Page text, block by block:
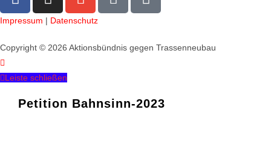
Copyright © 2026 Aktionsbündnis gegen Trassenneubau
Impressum | Datenschutz
Leiste schließen
Petition Bahnsinn-2023